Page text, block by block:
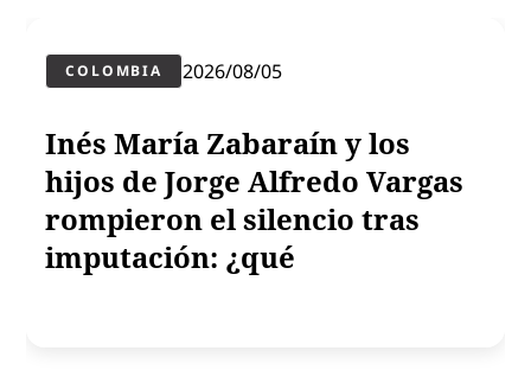
COLOMBIA 2026/08/05
Inés María Zabaraín y los
hijos de Jorge Alfredo Vargas
rompieron el silencio tras
imputación: ¿qué